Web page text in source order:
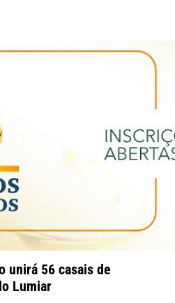
unirá 56 casais de
Lumiar